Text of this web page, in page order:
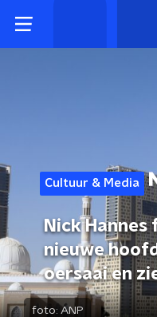
Cultuur & Media
Nick
nieuwe
oersaai en
foto: ANP